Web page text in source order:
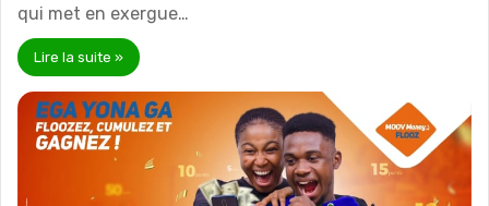
qui met en exergue…
Lire la suite »